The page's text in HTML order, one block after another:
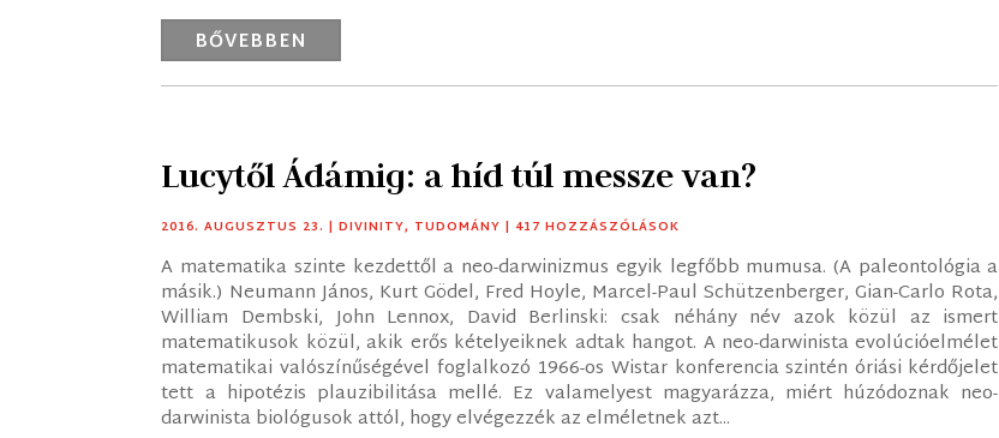
BŐVEBBEN
Lucytől Ádámig: a híd túl messze van?
2016. AUGUSZTUS 23. |DIVINITY, TUDOMÁNY | 417 HOZZÁSZÓLÁSOK
A matematika szinte kezdettől a neo-darwinizmus egyik legfőbb mumusa. (A paleontológia a
másik.) Neumann János, Kurt Gödel, Fred Hoyle, Marcel-Paul Schützenberger, Gian-Carlo Rota,
William Dembski, John Lennox, David Berlinski: csak néhány név azok közül az ismert
matematikusok közül, akik erős kételyeiknek adtak hangot. A neo-darwinista evolúcióelmélet
matematikai valószínűségével foglalkozó 1966-os Wistar konferencia szintén óriási kérdőjelet
tett a hipotézis plauzibilitása mellé. Ez valamelyest magyarázza, miért húzódoznak neo-
darwinista biológusok attól, hogy elvégezzék az elméletnek azt...